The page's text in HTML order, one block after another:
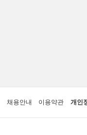
채용안내 이용약관 개인